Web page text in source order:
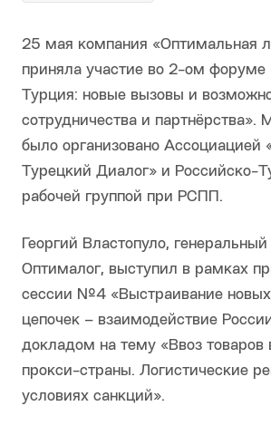
25 мая компания «Оптимальная
приняла участие во 2-ом форуме
Турция: новые вызовы и
сотрудничества и партнёрства».
было организовано Ассоциацией
Турецкий Диалог» и Российско-
рабочей группой при РСПП.
Георгий Властопуло,
Оптималог, выступил в рамках
сессии №4 «Выстраивание новых
цепочек – взаимодействие
докладом на тему «Ввоз товаров
прокси-страны. Логистические
условиях санкций».